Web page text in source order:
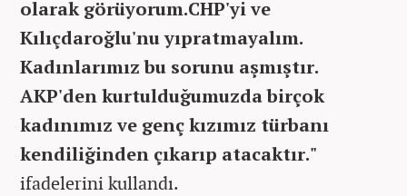
olarak görüyorum.CHP'yi ve
Kılıçdaroğlu'nu yıpratmayalım.
Kadınlarımız bu sorunu aşmıştır.
AKP'den kurtulduğumuzda birçok
kadınımız ve genç kızımız türbanı
kendiliğinden çıkarıp atacaktır."
ifadelerini kullandı.